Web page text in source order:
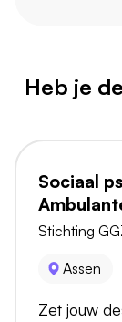
Heb je
Sociaal
Stichting
Assen
Zet jouw